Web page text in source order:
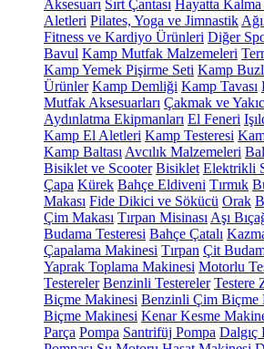
Aksesuarı Sırt Çantası Hayatta
Aletleri Pilates, Yoga ve Jimnastik
Fitness ve Kardiyo Ürünleri Diğer
Bavul Kamp Mutfak Malzemeleri
Kamp Yemek Pişirme Seti Kamp
Ürünler Kamp Demliği Kamp Tavası
Mutfak Aksesuarları Çakmak ve
Aydınlatma Ekipmanları El Feneri
Kamp El Aletleri Kamp Testeresi
Kamp Baltası Avcılık Malzemeleri
Bisiklet ve Scooter Bisiklet Elektrikli
Çapa Kürek Bahçe Eldiveni Tırmık
Makası Fide Dikici ve Sökücü Orak
Çim Makası Tırpan Misinası Aşı
Budama Testeresi Bahçe Çatalı
Çapalama Makinesi Tırpan Çit
Yaprak Toplama Makinesi Motorlu
Testereler Benzinli Testereler Testere
Biçme Makinesi Benzinli Çim Biçme
Biçme Makinesi Kenar Kesme
Parça Pompa Santrifüj Pompa Dalgıç